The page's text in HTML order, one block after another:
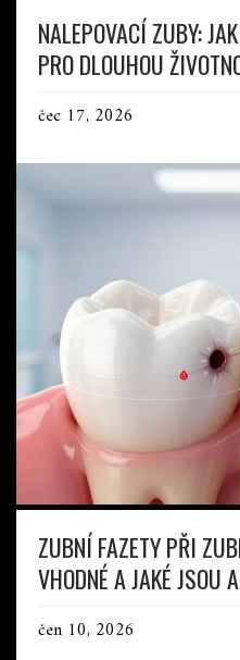
NALEPOVACÍ ZUBY:
PRO DLOUHOU
čec 17, 2026
ZUBNÍ FAZETY PŘI
VHODNÉ A JAKÉ JSOU
čen 10, 2026